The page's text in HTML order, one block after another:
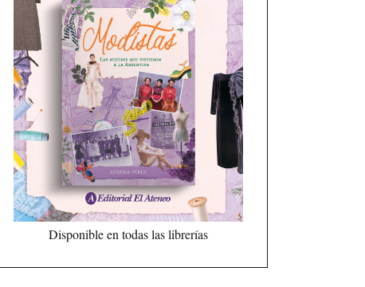
Disponible en todas las librerías